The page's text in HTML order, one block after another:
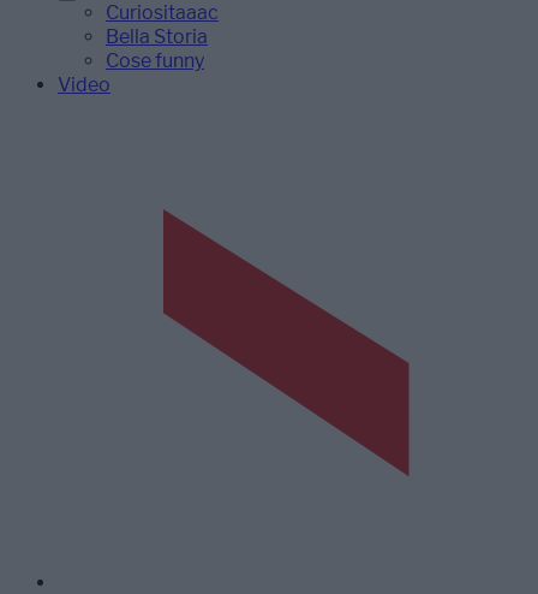
Curiositaaac
Bella Storia
Cose funny
Video